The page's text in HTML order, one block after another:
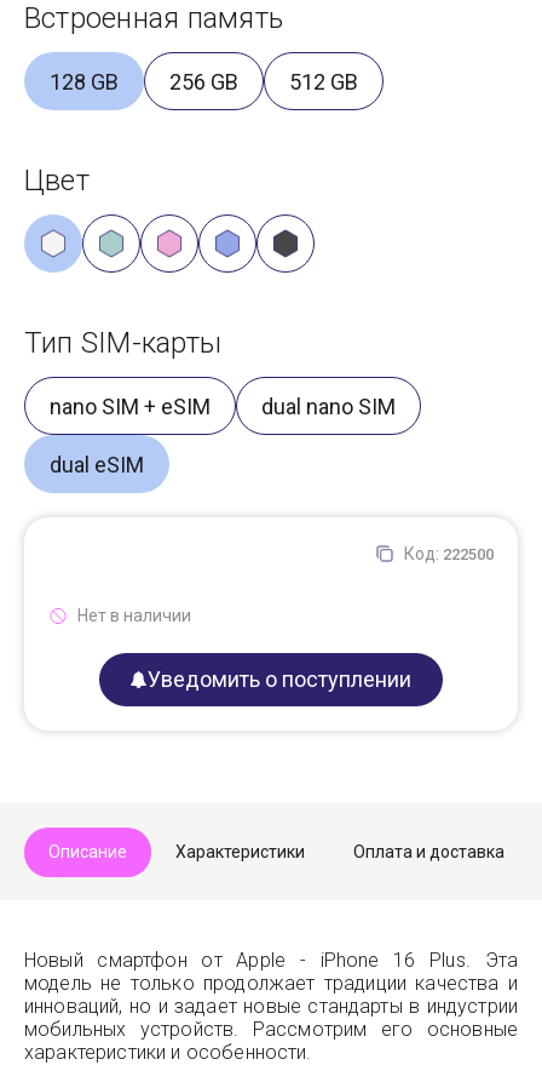
Встроенная память
128 GB 256 GB 512 GB
Цвет
Тип SIM-карты
nano SIM + eSIM dual nano SIM
dual eSIM
Код: 222500
Нет в наличии
Уведомить о поступлении
Описание Характеристики Оплата и доставка
Новый смартфон от Apple - iPhone 16 Plus. Эта
модель не только продолжает традиции качества и
инноваций, но и задает новые стандарты в индустрии
мобильных устройств. Рассмотрим его основные
характеристики и особенности.